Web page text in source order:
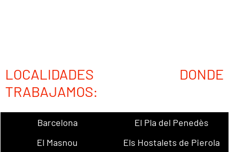
LOCALIDADES DONDE
TRABAJAMOS:
Barcelona
El Pla del Penedès
El Masnou
Els Hostalets de Pierola